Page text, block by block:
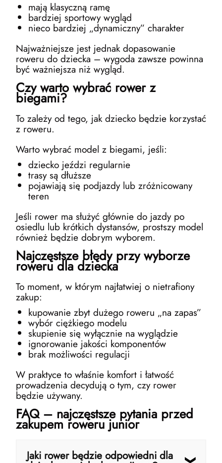
mają klasyczną ramę
bardziej sportowy wygląd
nieco bardziej „dynamiczny” charakter
Najważniejsze jest jednak dopasowanie
roweru do dziecka – wygoda zawsze powinna
być ważniejsza niż wygląd.
Czy warto wybrać rower z
biegami?
To zależy od tego, jak dziecko będzie korzystać
z roweru.
Warto wybrać model z biegami, jeśli:
dziecko jeździ regularnie
trasy są dłuższe
pojawiają się podjazdy lub zróżnicowany
teren
Jeśli rower ma służyć głównie do jazdy po
osiedlu lub krótkich dystansów, prostszy model
również będzie dobrym wyborem.
Najczęstsze błędy przy wyborze
roweru dla dziecka
To moment, w którym najłatwiej o nietrafiony
zakup:
kupowanie zbyt dużego roweru „na zapas”
wybór ciężkiego modelu
skupienie się wyłącznie na wyglądzie
ignorowanie jakości komponentów
brak możliwości regulacji
W praktyce to właśnie komfort i łatwość
prowadzenia decydują o tym, czy rower
będzie używany.
FAQ – najczęstsze pytania przed
zakupem roweru junior
Jaki rower będzie odpowiedni dla